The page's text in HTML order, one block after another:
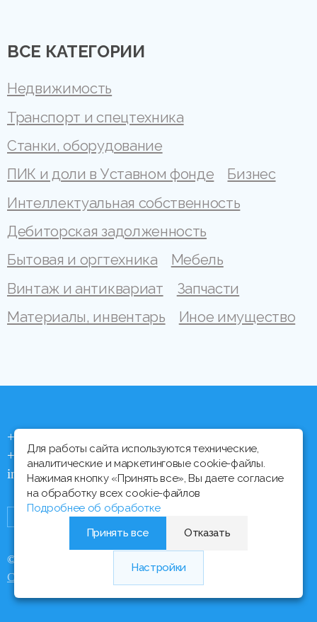
ВСЕ КАТЕГОРИИ
Недвижимость
Транспорт и спецтехника
Станки, оборудование
ПИК и доли в Уставном фонде
Бизнес
Интеллектуальная собственность
Дебиторская задолженность
Бытовая и оргтехника
Мебель
Винтаж и антиквариат
Запчасти
Материалы, инвентарь
Иное имущество
+375 (44) 704 92 06
+375 (17) 373 21 33
info@ipmtorgi.by
© Все права защищены, 2000 - 2026 ИПМ-Торги
Сайт разработан
Медиа Лайн
Для работы сайта используются технические,
аналитические и маркетинговые cookie-файлы.
Нажимая кнопку «Принять все», Вы даете согласие
на обработку всех cookie-файлов
Подробнее об обработке
Принять все
Отказать
Настройки